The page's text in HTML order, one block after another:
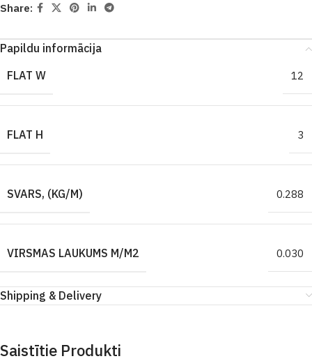
Share:
Papildu informācija
FLAT W
12
FLAT H 3
SVARS, (KG/M) 0.288
VIRSMAS LAUKUMS M/M2 0.030
Shipping & Delivery
Saistītie Produkti